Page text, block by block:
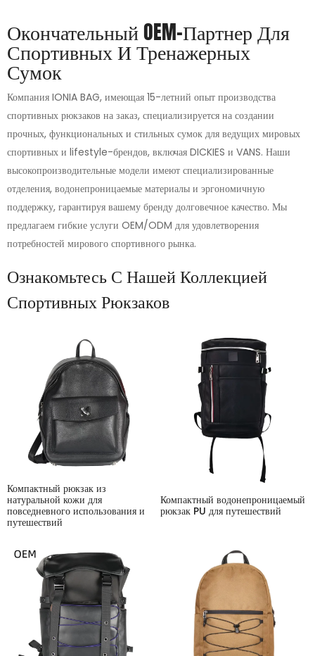
Окончательный OEM-Партнер Для
Спортивных И Тренажерных
Сумок
Компания IONIA BAG, имеющая 15-летний опыт производства
спортивных рюкзаков на заказ, специализируется на создании
прочных, функциональных и стильных сумок для ведущих мировых
спортивных и lifestyle-брендов, включая DICKIES и VANS. Наши
высокопроизводительные модели имеют специализированные
отделения, водонепроницаемые материалы и эргономичную
поддержку, гарантируя вашему бренду долговечное качество. Мы
предлагаем гибкие услуги OEM/ODM для удовлетворения
потребностей мирового спортивного рынка.
Ознакомьтесь С Нашей Коллекцией
Спортивных Рюкзаков
Компактный рюкзак из
натуральной кожи для
повседневного использования и
путешествий
Компактный водонепроницаемый
рюкзак PU для путешествий